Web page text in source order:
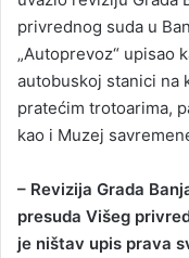
privrednog suda u
„Autoprevoz“ upisao
autobuskoj stanici na
pratećim trotoarima,
kao i Muzej
– Revizija Grada
presuda Višeg
je ništav upis prava